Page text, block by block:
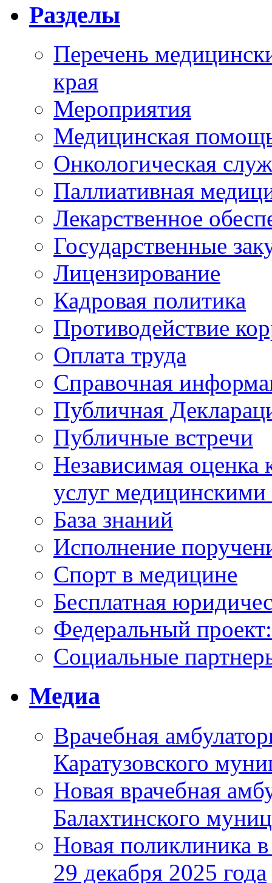
Разделы
Перечень
края
Мероприятия
Медицинская
Онкологическая
Паллиативная
Лекарственное
Государственные
Лицензирование
Кадровая политика
Противодействие
Оплата труда
Справочная
Публичная
Публичные встречи
Независимая оценка
услуг
База знаний
Исполнение
Спорт в медицине
Бесплатная
Федеральный
Социальные
Медиа
Врачебная
Каратузовского
Новая врачебная
Балахтинского
Новая поликлиника
29 декабря 2025 года